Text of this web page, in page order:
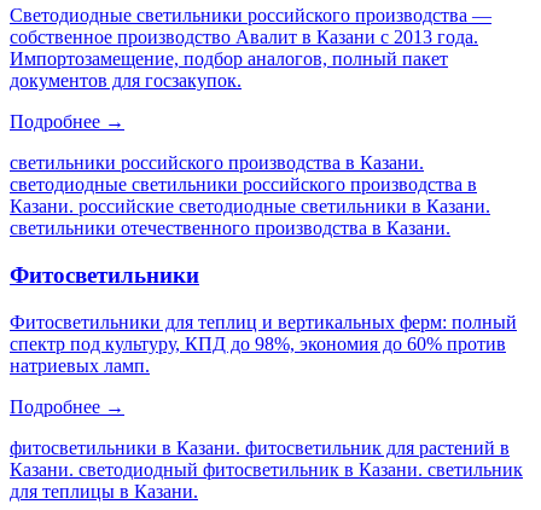
Светодиодные светильники российского производства —
собственное производство Авалит в Казани с 2013 года.
Импортозамещение, подбор аналогов, полный пакет
документов для госзакупок.
Подробнее →
светильники российского производства в Казани.
светодиодные светильники российского производства в
Казани. российские светодиодные светильники в Казани.
светильники отечественного производства в Казани.
Фитосветильники
Фитосветильники для теплиц и вертикальных ферм: полный
спектр под культуру, КПД до 98%, экономия до 60% против
натриевых ламп.
Подробнее →
фитосветильники в Казани. фитосветильник для растений в
Казани. светодиодный фитосветильник в Казани. светильник
для теплицы в Казани.